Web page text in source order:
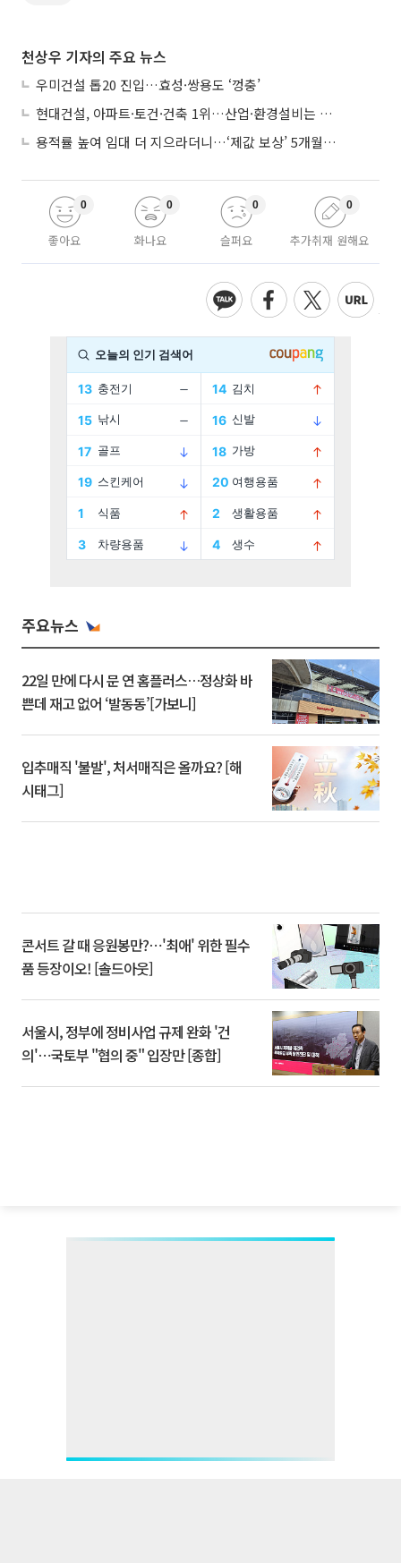
천상우 기자의 주요 뉴스
우미건설 톱20 진입…효성·쌍용도 ‘껑충’
현대건설, 아파트·토건·건축 1위…산업·환경설비는 삼성E&A
용적률 높여 임대 더 지으라더니…‘제값 보상’ 5개월째 국회에 발목
좋아요
0
화나요
0
슬퍼요
0
추가취재 원해요
0
주요뉴스
22일 만에 다시 문 연 홈플러스…정상화 바
쁜데 재고 없어 ‘발동동’[가보니]
입추매직 '불발', 처서매직은 올까요? [해
시태그]
콘서트 갈 때 응원봉만?⋯'최애' 위한 필수
품 등장이오! [솔드아웃]
서울시, 정부에 정비사업 규제 완화 '건
의'⋯국토부 "협의 중" 입장만 [종합]